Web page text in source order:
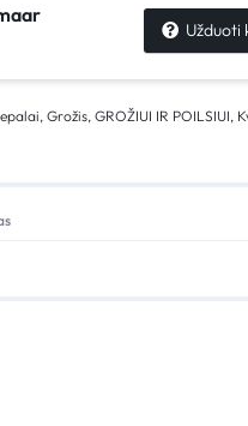
Užduoti
, Grožis, GROŽIUI IR POILSIUI,